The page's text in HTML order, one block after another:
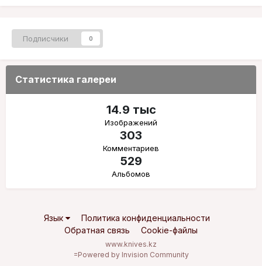
Подписчики 0
Статистика галереи
14.9 тыс
Изображений
303
Комментариев
529
Альбомов
Язык
Политика конфиденциальности
Обратная связь
Cookie-файлы
www.knives.kz
=Powered by Invision Community